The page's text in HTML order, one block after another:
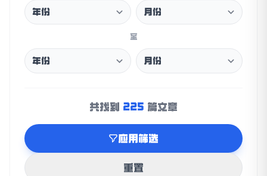
至
共找到 225 篇文章
应用筛选
重置